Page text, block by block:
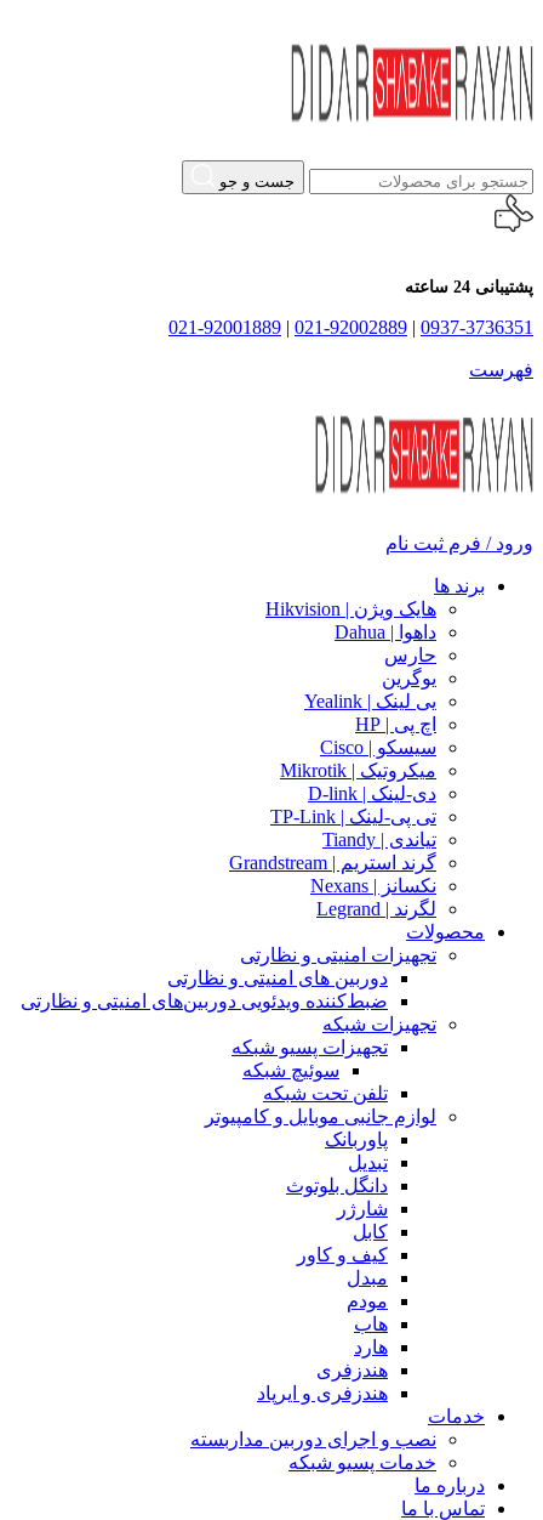
جست و جو
پشتیبانی 24 ساعته
0937-3736351
|
021-92002889
|
021-92001889
فهرست
ورود / فرم ثبت نام
برند ها
هایک ویژن | Hikvision
داهوا | Dahua
حارس
یوگرین
یی لینک | Yealink
اچ پی | HP
سیسکو | Cisco
میکروتیک | Mikrotik
دی-لینک | D-link
تی پی-لینک | TP-Link
تیاندی | Tiandy
گرند استریم | Grandstream
نکسانز | Nexans
لگرند | Legrand
محصولات
تجهیزات امنیتی و نظارتی
دوربین های امنیتی و نظارتی
ضبط‌کننده ویدئویی دوربین‌های امنیتی و نظارتی
تجهیزات شبکه
تجهیزات پسیو شبکه
سوئیچ‌ شبکه
تلفن تحت شبکه
لوازم جانبی موبایل و کامپیوتر
پاوربانک
تبدیل
دانگل بلوتوث
شارژر
کابل
کیف و کاور
مبدل
مودم
هاب
هارد
هندزفری
هندزفری و ایرپاد
خدمات
نصب و اجرای دوربین مداربسته
خدمات پسیو شبکه
درباره ما
تماس با ما